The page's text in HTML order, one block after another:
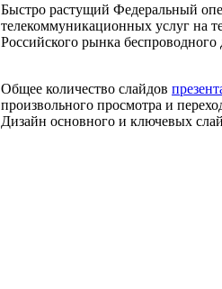
Быстро растущий Федеральный
телекоммуникационных услуг на
Российского рынка беспроводного
Общее количество слайдов
произвольного просмотра и
Дизайн основного и ключевых